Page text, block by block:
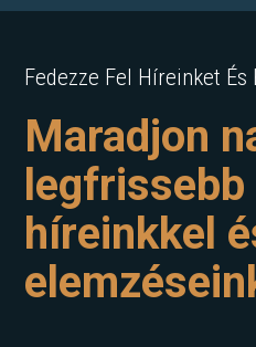
Fedezze Fel Híreinket És
Maradjon
legfrissebb
híreinkkel